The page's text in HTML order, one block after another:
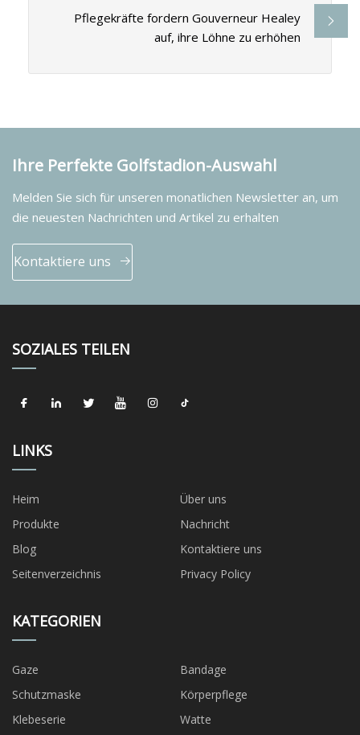
Pflegekräfte fordern Gouverneur Healey
auf, ihre Löhne zu erhöhen
Ihre Perfekte Golfstadion-Auswahl
Melden Sie sich für unseren monatlichen Newsletter an, um
die neuesten Nachrichten und Artikel zu erhalten
Kontaktiere uns
SOZIALES TEILEN
LINKS
Heim
Über uns
Produkte
Nachricht
Blog
Kontaktiere uns
Seitenverzeichnis
Privacy Policy
KATEGORIEN
Gaze
Bandage
Schutzmaske
Körperpflege
Klebeserie
Watte